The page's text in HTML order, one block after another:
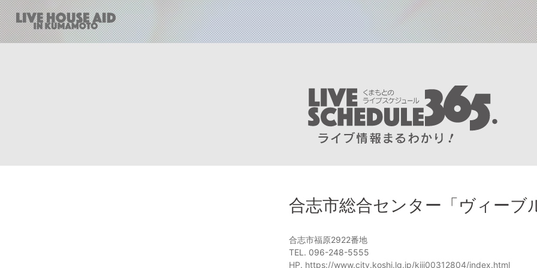
合志市総合センター「ヴィーブ
合志市福原2922番地
TEL. 096-248-5555
HP. https://www.city.koshi.lg.jp/kiji00312804/index.html